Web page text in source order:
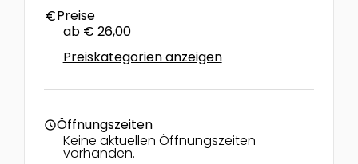
euroPreise
ab € 26,00
Preiskategorien anzeigen
scheduleÖffnungszeiten
Keine aktuellen Öffnungszeiten
vorhanden.